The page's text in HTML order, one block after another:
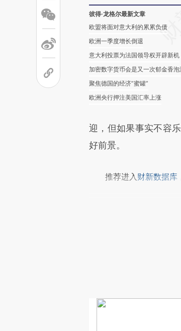
彼得·龙格尔最新文章
欧盟将面对意大利的累累负债
欧洲一季度增长倒退
意大利投票为法国领导权开辟新机
加密数字货币会是又一次郁金香泡
聚焦德国的经济“蜜罐”
欧洲央行押注美国汇率上涨
迎，但如果事实不容
好前景。
推荐进入 财新数据库